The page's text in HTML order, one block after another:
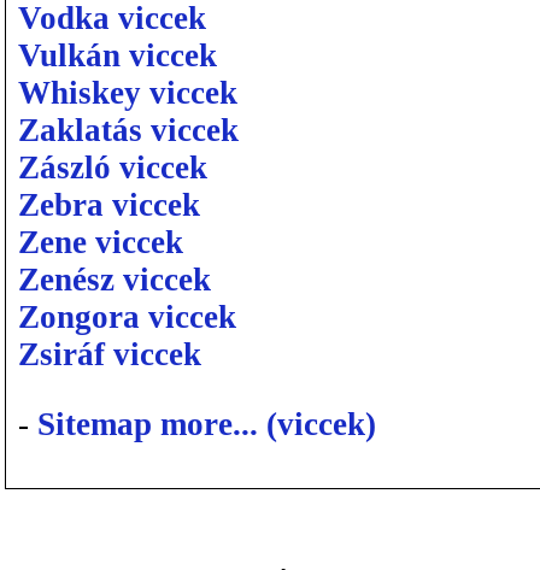
Vodka viccek
Vulkán viccek
Whiskey viccek
Zaklatás viccek
Zászló viccek
Zebra viccek
Zene viccek
Zenész viccek
Zongora viccek
Zsiráf viccek
- Sitemap more... (viccek)